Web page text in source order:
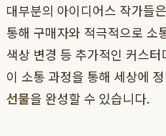
대부분의 아이디어스 작가들
통해 구매자와 적극적으로 소
색상 변경 등 추가적인 커스
이 소통 과정을 통해 세상에
선물을 완성할 수 있습니다.